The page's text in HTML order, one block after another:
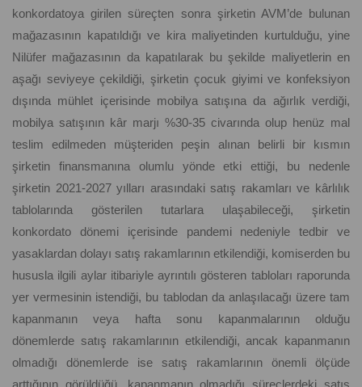
konkordatoya girilen süreçten sonra şirketin AVM’de bulunan
mağazasının kapatıldığı ve kira maliyetinden kurtulduğu, yine
Nilüfer mağazasının da kapatılarak bu şekilde maliyetlerin en
aşağı seviyeye çekildiği, şirketin çocuk giyimi ve konfeksiyon
dışında mühlet içerisinde mobilya satışına da ağırlık verdiği,
mobilya satışının kâr marjı %30-35 civarında olup henüz mal
teslim edilmeden müşteriden peşin alınan belirli bir kısmın
şirketin finansmanına olumlu yönde etki ettiği, bu nedenle
şirketin 2021-2027 yılları arasındaki satış rakamları ve kârlılık
tablolarında gösterilen tutarlara ulaşabileceği, şirketin
konkordato dönemi içerisinde pandemi nedeniyle tedbir ve
yasaklardan dolayı satış rakamlarının etkilendiği, komiserden bu
hususla ilgili aylar itibariyle ayrıntılı gösteren tabloları raporunda
yer vermesinin istendiği, bu tablodan da anlaşılacağı üzere tam
kapanmanın veya hafta sonu kapanmalarının olduğu
dönemlerde satış rakamlarının etkilendiği, ancak kapanmanın
olmadığı dönemlerde ise satış rakamlarının önemli ölçüde